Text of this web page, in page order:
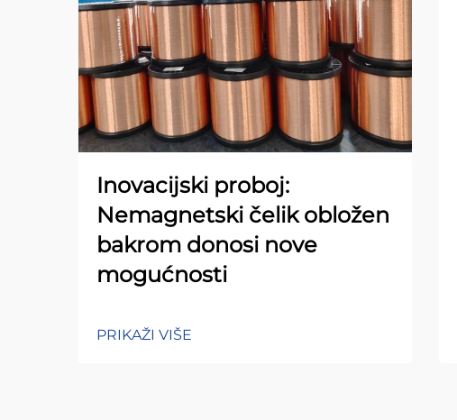
Inovacijski proboj:
Nemagnetski čelik obložen
bakrom donosi nove
mogućnosti
PRIKAŽI VIŠE